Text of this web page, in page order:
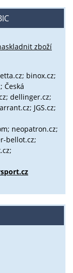
zboží
binox.cz;
Česká
dellinger.cz;
JGS.cz;
neopatron.cz;
bellot.cz;